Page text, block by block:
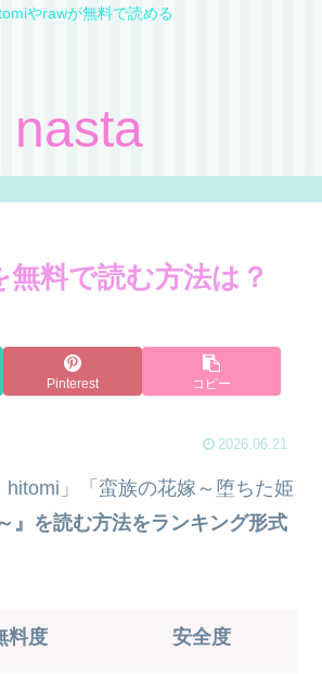
やrawが無料で読める
nasta
無料で読む方法は？
Pinterest コピー
2026.06.21
hitomi」「蛮族の花嫁～堕ちた姫
』を読む方法をランキング形式
料度 安全度